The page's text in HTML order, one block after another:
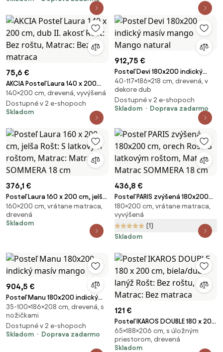
75,6 €
AKCIA Posteľ Laura 140 x 200
cm, dub II. akosť Rošt: Bez
roštu, Matrac: Bez matraca
140×200 cm, drevená, vyvýšená
Dostupné v 2 e-shopoch
Skladom
912,75 €
Posteľ Devi 180x200 indický
masív mango Mango natural
40-117×186×218 cm, drevená, v
dekore dub
Dostupné v 2 e-shopoch
Skladom
Doprava zadarmo
376,1 €
Posteľ Laura 160 x 200 cm, jelša
Rošt: S latkovým roštom,
Matrac: Matrac SOMMERA 18
cm
160×200 cm, vrátane matraca,
drevená
Skladom
436,8 €
Posteľ PARIS zvýšená 180x200
cm, orech Rošt: S latkovým
roštom, Matrac: Matrac
SOMMERA 18 cm
180×200 cm, vrátane matraca,
vyvýšená
(1)
Skladom
904,5 €
Posteľ Manu 180x200 indický
masív mango
35-100×186×208 cm, drevená, s
nožičkami
Dostupné v 2 e-shopoch
Skladom
Doprava zadarmo
121 €
Posteľ IKAROS DOUBLE 180 x 200
cm, biela/dub lanýž Rošt: Bez
roštu, Matrac: Bez matraca
65×188×206 cm, s úložným
priestorom, drevená
Skladom